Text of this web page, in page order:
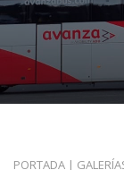
PORTADA |